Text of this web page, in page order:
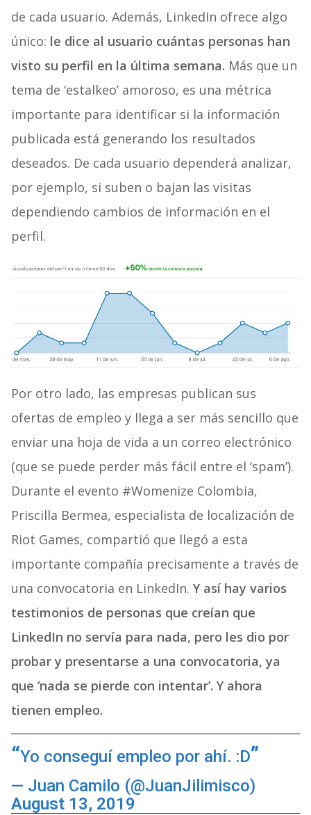
de cada usuario. Además, LinkedIn ofrece algo
único: le dice al usuario cuántas personas han
visto su perfil en la última semana. Más que un
tema de ‘estalkeo’ amoroso, es una métrica
importante para identificar si la información
publicada está generando los resultados
deseados. De cada usuario dependerá analizar,
por ejemplo, si suben o bajan las visitas
dependiendo cambios de información en el
perfil.
Por otro lado, las empresas publican sus
ofertas de empleo y llega a ser más sencillo que
enviar una hoja de vida a un correo electrónico
(que se puede perder más fácil entre el ‘spam’).
Durante el evento #Womenize Colombia,
Priscilla Bermea, especialista de localización de
Riot Games, compartió que llegó a esta
importante compañía precisamente a través de
una convocatoria en LinkedIn. Y así hay varios
testimonios de personas que creían que
LinkedIn no servía para nada, pero les dio por
probar y presentarse a una convocatoria, ya
que ‘nada se pierde con intentar’. Y ahora
tienen empleo.
Yo conseguí empleo por ahí. :D
— Juan Camilo (@JuanJilimisco)
August 13, 2019